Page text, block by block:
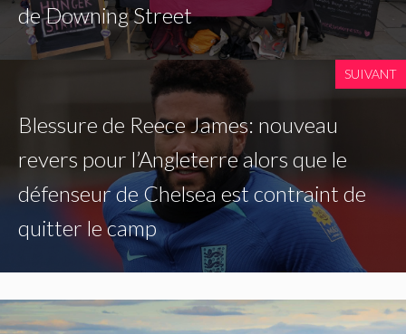
de Downing Street
SUIVANT
Blessure de Reece James: nouveau
revers pour l’Angleterre alors que le
défenseur de Chelsea est contraint de
quitter le camp